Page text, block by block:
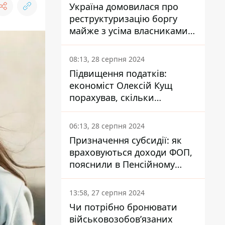
Україна домовилася про
реструктуризацію боргу
майже з усіма власниками
єврооблігацій: що це
означає для країни
08:13, 28 серпня 2024
Підвищення податків:
економіст Олексій Кущ
порахував, скільки
заплатить кожен українець
06:13, 28 серпня 2024
Призначення субсидії: як
враховуються доходи ФОП,
пояснили в Пенсійному
фонді
13:58, 27 серпня 2024
Чи потрібно бронювати
військовозобов’язаних